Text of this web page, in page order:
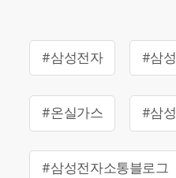
#삼성전자 #삼
#온실가스 #삼
#삼성전자소통블로그